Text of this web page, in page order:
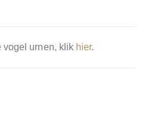
vogel urnen, klik hier.